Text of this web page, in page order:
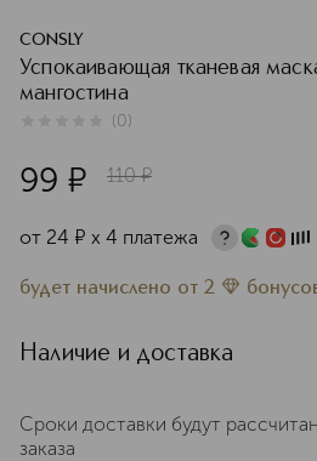
CONSLY
Успокаивающая тканевая
мангостина
(0)
99 ¤ 110 ¤
от 24 ¤ х 4 платежа
будет начислено от 2
Наличие и доставка
Сроки доставки будут
заказа